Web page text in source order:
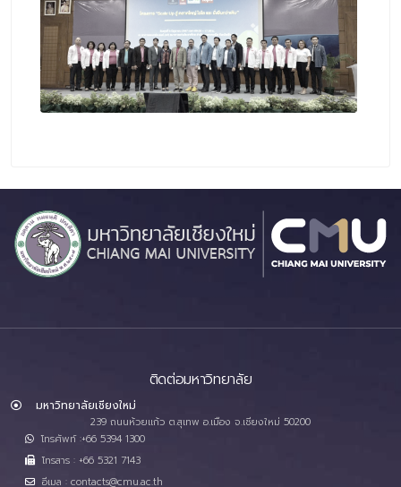
ติดต่อมหาวิทยาลัย
มหาวิทยาลัยเชียงใหม่
239 ถนนห้วยแก้ว ต.สุเทพ อ.เมือง จ.เชียงใหม่ 50200
โทรศัพท์ :+66 5394 1300
โทรสาร : +66 5321 7143
อีเมล : contacts@cmu.ac.th